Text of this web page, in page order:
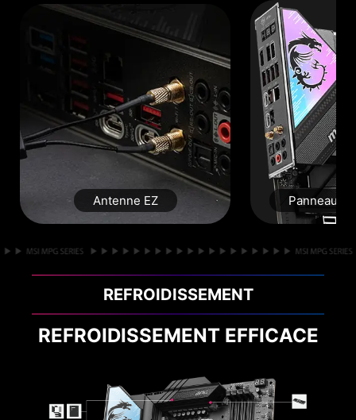
Antenne EZ Panneau
REFROIDISSEMENT
REFROIDISSEMENT EFFICACE